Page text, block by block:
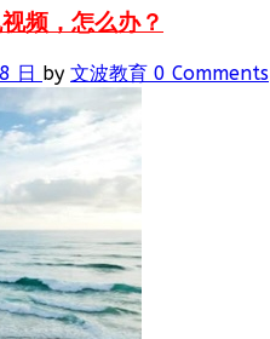
频，怎么办？
日 by 文波教育 0 Comments